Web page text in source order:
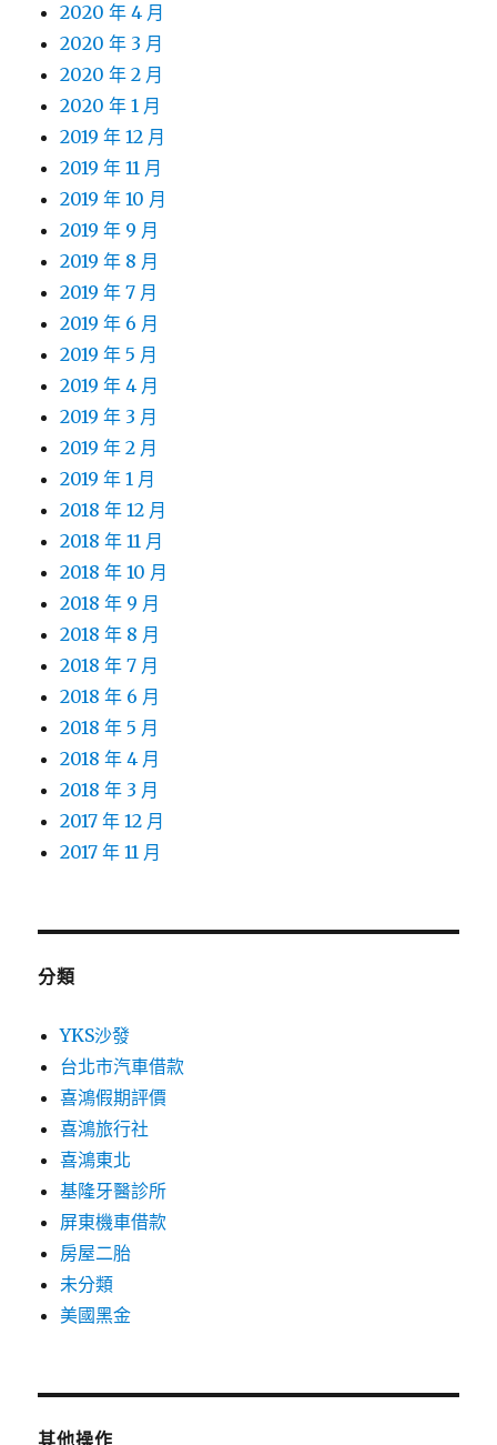
2020 年 4 月
2020 年 3 月
2020 年 2 月
2020 年 1 月
2019 年 12 月
2019 年 11 月
2019 年 10 月
2019 年 9 月
2019 年 8 月
2019 年 7 月
2019 年 6 月
2019 年 5 月
2019 年 4 月
2019 年 3 月
2019 年 2 月
2019 年 1 月
2018 年 12 月
2018 年 11 月
2018 年 10 月
2018 年 9 月
2018 年 8 月
2018 年 7 月
2018 年 6 月
2018 年 5 月
2018 年 4 月
2018 年 3 月
2017 年 12 月
2017 年 11 月
分類
YKS沙發
台北市汽車借款
喜鴻假期評價
喜鴻旅行社
喜鴻東北
基隆牙醫診所
屏東機車借款
房屋二胎
未分類
美國黑金
其他操作